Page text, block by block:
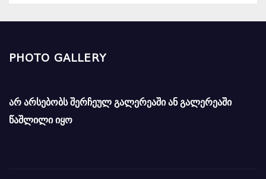
PHOTO GALLERY
არ არსებობს შერჩეულ გალერეაში ან გალერეაში
წაშლილი იყო